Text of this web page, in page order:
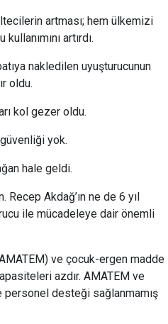
artması; hem ülkemizi
artırdı.
nakledilen uyuşturucunun
oldu.
kol gezer oldu.
güvenliği yok.
hale geldi.
Recep Akdağ’ın ne de 6 yıl
ile mücadeleye dair önemli
ve çocuk-ergen madde
azdır. AMATEM ve
personel desteği sağlanmamış